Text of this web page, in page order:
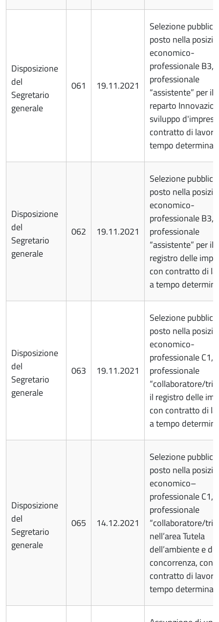
Disposizione
del
Segretario
generale
061 19.11.2021
Selezione
posto nella
economico-
professionale B3,
professionale
“assistente” per il
reparto
sviluppo
contratto di
tempo
Disposizione
del
Segretario
generale
062 19.11.2021
Selezione
posto nella
economico-
professionale B3,
professionale
“assistente” per il
registro delle
con contratto di
a tempo
Disposizione
del
Segretario
generale
063 19.11.2021
Selezione
posto nella
economico-
professionale C1,
professionale
“collaboratore/
il registro delle
con contratto di
a tempo
Disposizione
del
Segretario
generale
065 14.12.2021
Selezione
posto nella
economico–
professionale C1,
professionale
“collaboratore/
nell’area Tutela
dell’ambiente e
concorrenza, con
contratto di
tempo